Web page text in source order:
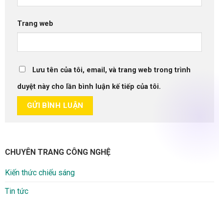
Trang web
Lưu tên của tôi, email, và trang web trong trình
duyệt này cho lần bình luận kế tiếp của tôi.
CHUYÊN TRANG CÔNG NGHỆ
Kiến thức chiếu sáng
Tin tức